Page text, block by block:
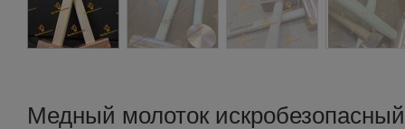
Медный молоток искробезопасный